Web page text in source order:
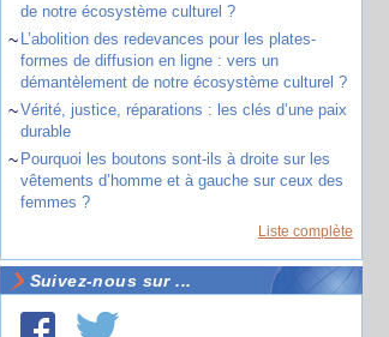
de notre écosystème culturel ?
~ L’abolition des redevances pour les plates-
formes de diffusion en ligne : vers un
démantèlement de notre écosystème culturel ?
~Vérité, justice, réparations : les clés d’une paix
durable
~ Pourquoi les boutons sont-ils à droite sur les
vêtements d’homme et à gauche sur ceux des
femmes ?
Liste complète
Suivez-nous sur ...